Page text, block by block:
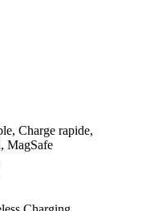
Charge rapide,
MagSafe